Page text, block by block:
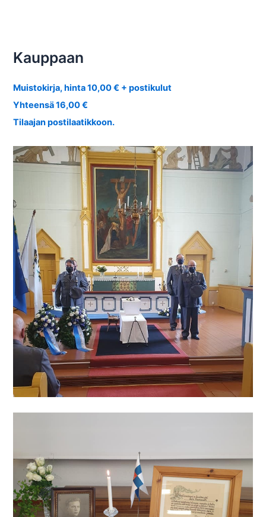
Kauppaan
Muistokirja, hinta 10,00 € + postikulut
Yhteensä 16,00 €
Tilaajan postilaatikkoon.